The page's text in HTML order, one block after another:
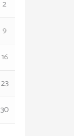
2
9
16
23
30